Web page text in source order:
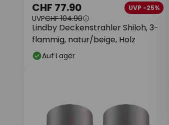
Lindby Deckenstrahler Shiloh, 3-
flammig, natur/beige, Holz
CHF 77.90 UVP -25%
UVPCHF 104.90
Auf Lager